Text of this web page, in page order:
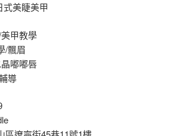
式美睫美甲
甲教學
/飄眉
嘟嘟唇
導